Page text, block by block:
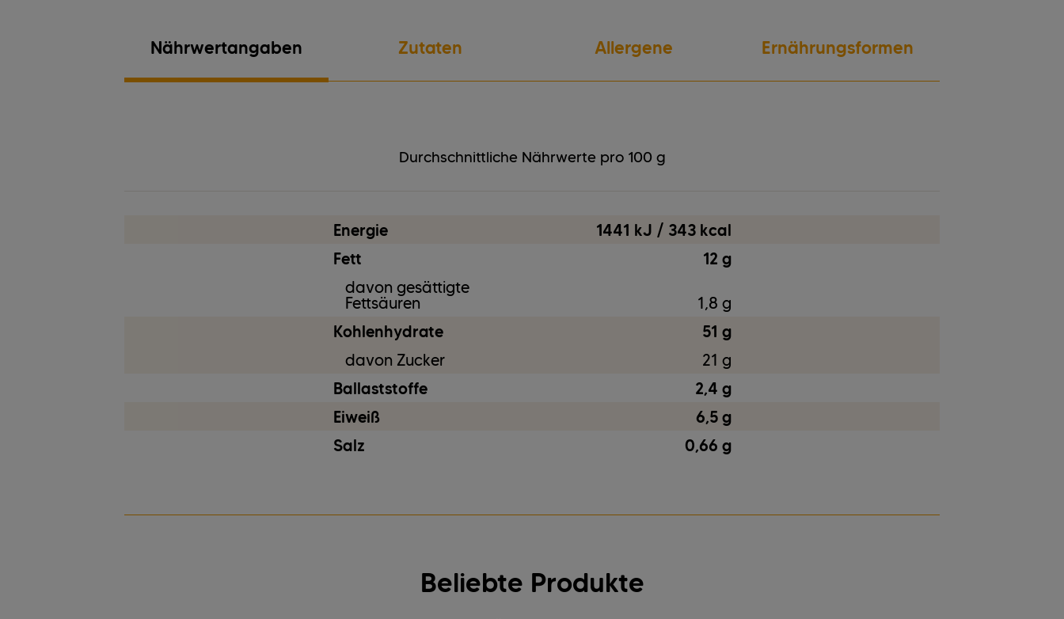
Nährwertangaben
Durchschnittliche Nährwerte pro 100 g
Energie
1441 kJ / 343 kcal
Fett
12 g
davon gesättigte
Fettsäuren
1,8 g
Kohlenhydrate
51 g
davon Zucker
21 g
Ballaststoffe
2,4 g
Eiweiß
6,5 g
Salz
0,66 g
Zutaten Allergene Ernährungsformen
Beliebte Produkte